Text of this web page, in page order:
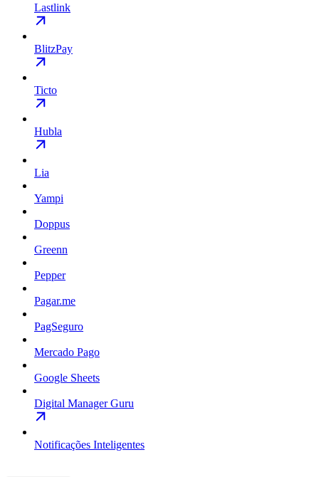
Lastlink
BlitzPay
Ticto
Hubla
Lia
Yampi
Doppus
Greenn
Pepper
Pagar.me
PagSeguro
Mercado Pago
Google Sheets
Digital Manager Guru
Notificações Inteligentes